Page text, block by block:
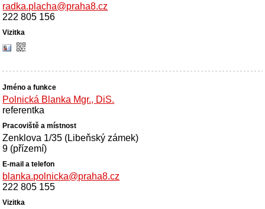
radka.placha@praha8.cz
222 805 156
Polnická Blanka Mgr., DiS.
referentka
Zenklova 1/35 (Libeňský zámek)
9 (přízemí)
blanka.polnicka@praha8.cz
222 805 155